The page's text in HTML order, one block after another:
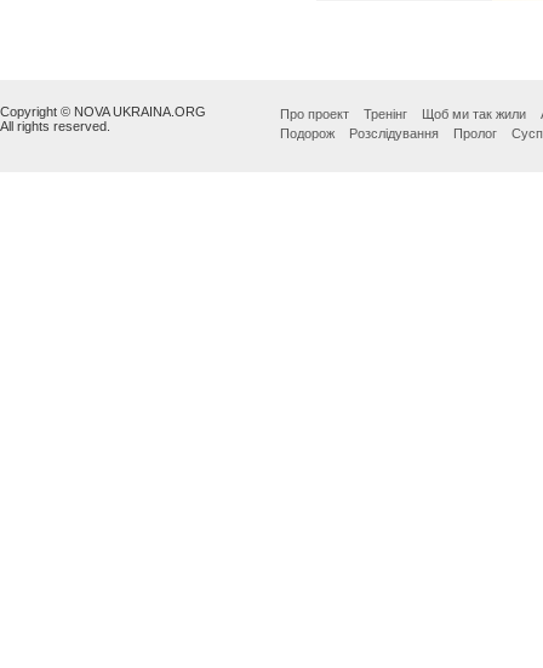
Copyright © NOVA UKRAINA.ORG
All rights reserved.
Про проект Тренінг Щоб ми так жили
Подорож
Розслідування Пролог